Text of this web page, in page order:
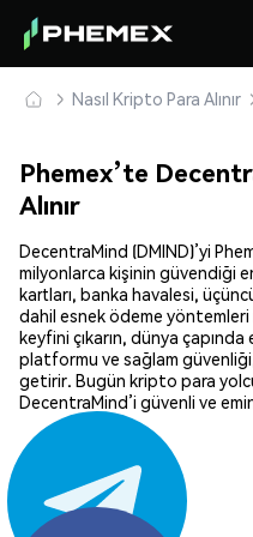
Nasıl Kripto Para Alınır
Phemex’te
Alınır
DecentraMind (DMIND)’yi
milyonlarca kişinin güvendiği
kartları, banka havalesi,
dahil esnek ödeme yöntemleri
keyfini çıkarın, dünya
platformu ve sağlam güvenliği,
getirir. Bugün kripto para
DecentraMind’i güvenli ve